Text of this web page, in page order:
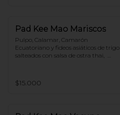
Pad Kee Mao Mariscos
Pulpo, Calamar, Camarón
Ecuatoriano y fideos asiáticos de trigo
salteados con salsa de ostra thai,
$15.000